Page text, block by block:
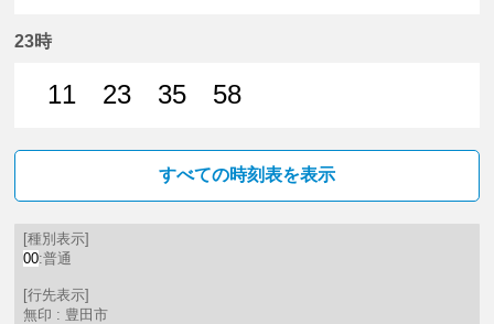
23時
11
23
35
58
すべての時刻表を表示
[種別表示]
00:普通
[行先表示]
無印 : 豊田市